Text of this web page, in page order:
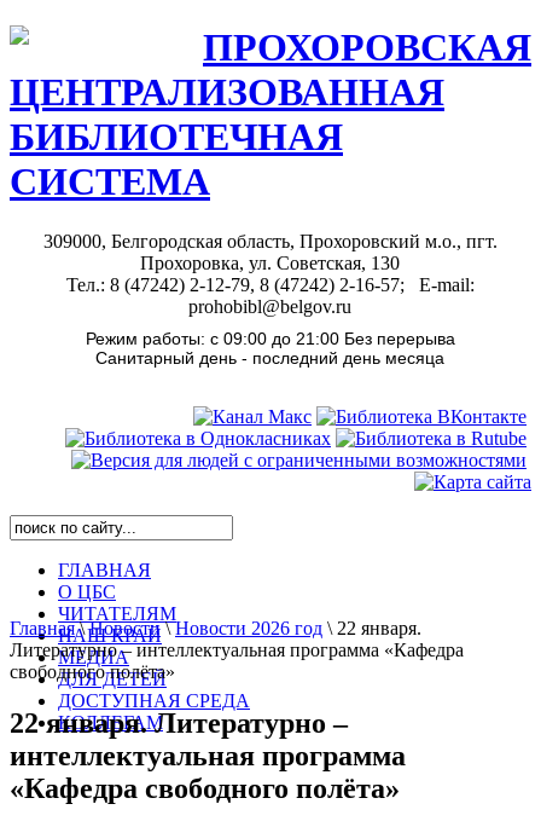
ПРОХОРОВСКАЯ
ЦЕНТРАЛИЗОВАННАЯ
БИБЛИОТЕЧНАЯ
СИСТЕМА
309000, Белгородская область, Прохоровский м.о., пгт.
Прохоровка, ул. Советская, 130
Тел.: 8 (47242) 2-12-79, 8 (47242) 2-16-57; E-mail:
prohobibl@belgov.ru
Режим работы: с 09:00 до 21:00 Без перерыва
Санитарный день - последний день месяца
ГЛАВНАЯ
О ЦБС
ЧИТАТЕЛЯМ
НАШ КРАЙ
МЕДИА
ДЛЯ ДЕТЕЙ
ДОСТУПНАЯ СРЕДА
КОЛЛЕГАМ
Главная\Новости\Новости 2026 год \ 22 января.
Литературно – интеллектуальная программа «Кафедра
свободного полёта»
22 января. Литературно –
интеллектуальная программа
«Кафедра свободного полёта»